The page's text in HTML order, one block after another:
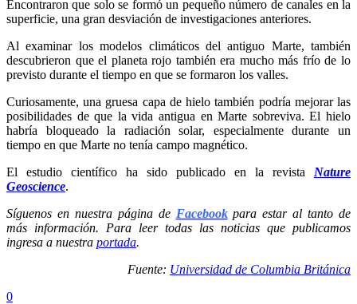
Encontraron que solo se formó un pequeño número de canales en la
superficie, una gran desviación de investigaciones anteriores.
Al examinar los modelos climáticos del antiguo Marte, también
descubrieron que el planeta rojo también era mucho más frío de lo
previsto durante el tiempo en que se formaron los valles.
Curiosamente, una gruesa capa de hielo también podría mejorar las
posibilidades de que la vida antigua en Marte sobreviva. El hielo
habría bloqueado la radiación solar, especialmente durante un
tiempo en que Marte no tenía campo magnético.
El estudio científico ha sido publicado en la revista Nature
Geoscience.
Síguenos en nuestra página de Facebookpara estar al tanto de
más información. Para leer todas las noticias que publicamos
ingresa a nuestra portada.
Fuente: Universidad de Columbia Británica
0